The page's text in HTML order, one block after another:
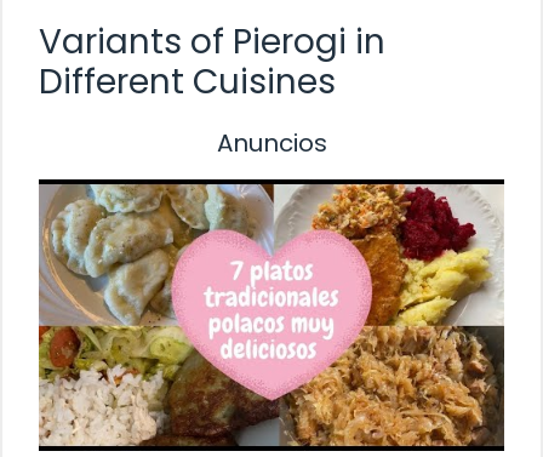
Variants of Pierogi in
Different Cuisines
Anuncios